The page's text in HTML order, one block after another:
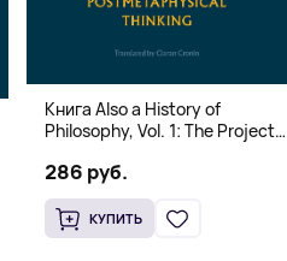
Книга Also a History of
Philosophy, Vol. 1: The Project
Postmetaphysical Thinking
(Твердый переплет)
286 руб.
КУПИТЬ